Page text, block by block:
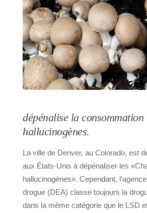
dépénalise la consommation
hallucinogènes.
La ville de Denver, au Colorado, est
aux États-Unis à dépénaliser les
hallucinogènes». Cependant,
drogue (DEA) classe toujours la
dans la même catégorie que le LSD